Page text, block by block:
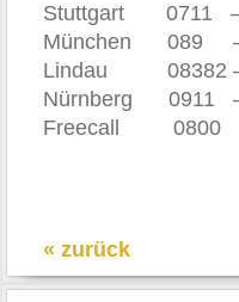
Stuttgart 0711
München 089
Lindau 08382
Nürnberg 0911
Freecall 0800 –
« zurück